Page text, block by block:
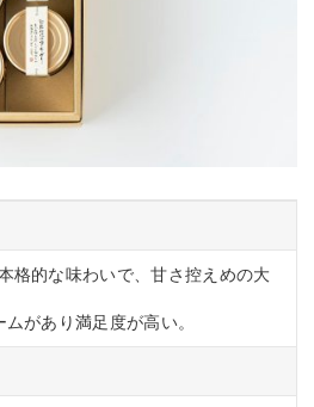
格的な味わいで、甘さ控えめの大
があり満足度が高い。